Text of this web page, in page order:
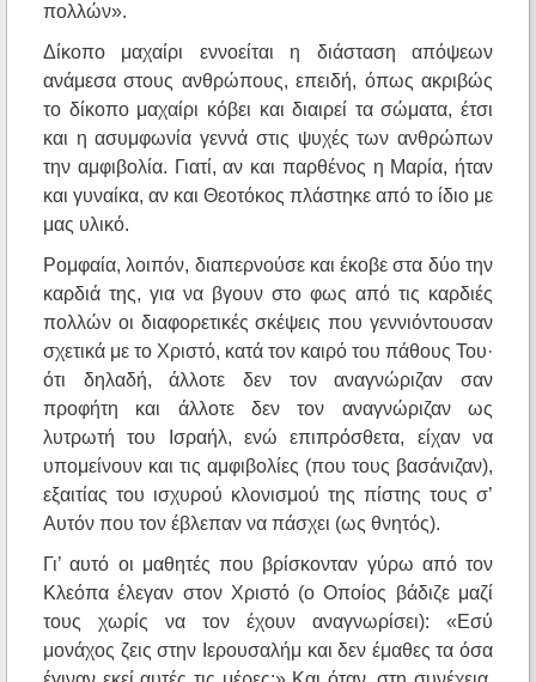
πολλών».
Δίκοπο μαχαίρι εννοείται η διάσταση απόψεων
ανάμεσα στους ανθρώπους, επειδή, όπως ακριβώς
το δίκοπο μαχαίρι κόβει και διαιρεί τα σώματα, έτσι
και η ασυμφωνία γεννά στις ψυχές των ανθρώπων
την αμφιβολία. Γιατί, αν και παρθένος η Μαρία, ήταν
και γυναίκα, αν και Θεοτόκος πλάστηκε από το ίδιο με
μας υλικό.
Ρομφαία, λοιπόν, διαπερνούσε και έκοβε στα δύο την
καρδιά της, για να βγουν στο φως από τις καρδιές
πολλών οι διαφορετικές σκέψεις που γεννιόντουσαν
σχετικά με το Χριστό, κατά τον καιρό του πάθους Του·
ότι δηλαδή, άλλοτε δεν τον αναγνώριζαν σαν
προφήτη και άλλοτε δεν τον αναγνώριζαν ως
λυτρωτή του Ισραήλ, ενώ επιπρόσθετα, είχαν να
υπομείνουν και τις αμφιβολίες (που τους βασάνιζαν),
εξαιτίας του ισχυρού κλονισμού της πίστης τους σ’
Αυτόν που τον έβλεπαν να πάσχει (ως θνητός).
Γι’ αυτό οι μαθητές που βρίσκονταν γύρω από τον
Κλεόπα έλεγαν στον Χριστό (ο Οποίος βάδιζε μαζί
τους χωρίς να τον έχουν αναγνωρίσει): «Εσύ
μονάχος ζεις στην Ιερουσαλήμ και δεν έμαθες τα όσα